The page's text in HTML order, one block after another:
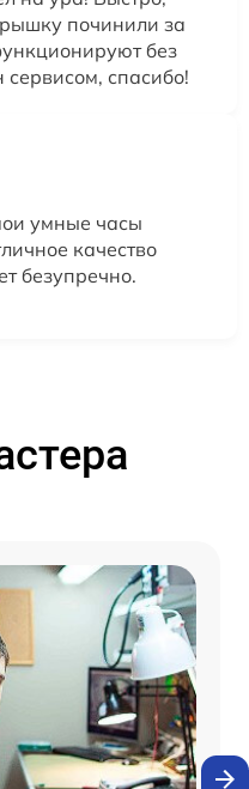
починили за
без
спасибо!
умные часы
качество
безупречно.